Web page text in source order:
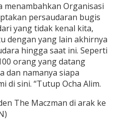
menambahkan Organisasi
persaudaran bugis
yang tidak kenal kita,
dengan yang lain akhirnya
hingga saat ini. Seperti
orang yang datang
dan namanya siapa
di sini. “Tutup Ocha Alim.
The Maczman di arak ke